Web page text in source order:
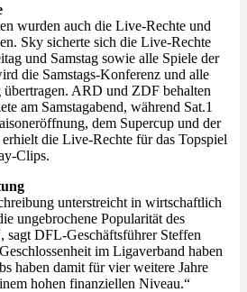
wurden auch die Live-Rechte und
Sky sicherte sich die Live-Rechte
und Samstag sowie alle Spiele der
die Samstags-Konferenz und alle
übertragen. ARD und ZDF behalten
am Samstagabend, während Sat.1
dem Supercup und der
die Live-Rechte für das Topspiel
Clips.
unterstreicht in wirtschaftlich
ungebrochene Popularität des
sagt DFL-Geschäftsführer Steffen
im Ligaverband haben
haben damit für vier weitere Jahre
hohen finanziellen Niveau.“